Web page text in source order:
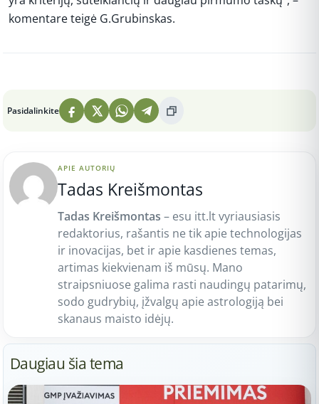
komentare teigė G.Grubinskas.
Pasidalinkite
APIE AUTORIŲ
Tadas Kreišmontas
Tadas Kreišmontas – esu itt.lt vyriausiasis
redaktorius, rašantis ne tik apie technologijas
ir inovacijas, bet ir apie kasdienes temas,
artimas kiekvienam iš mūsų. Mano
straipsniuose galima rasti naudingų patarimų,
sodo gudrybių, įžvalgų apie astrologiją bei
skanaus maisto idėjų.
Daugiau šia tema